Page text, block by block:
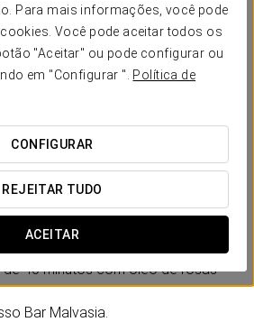
Para mais informações, você pode
Você pode aceitar todos os
"Aceitar" ou pode configurar ou
em "Configurar ". Política de
CONFIGURAR
REJEITAR TUDO
ACEITAR
conectar
e desligue-se desfrutando
do spa durante 90 minutos (piscina
sauna e banho turco).
40 minutos com óleo de rosas
Bar Malvasia.